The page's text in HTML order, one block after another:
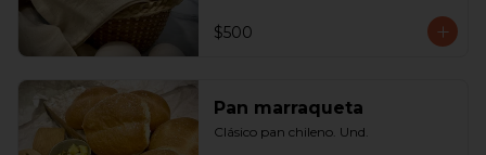
$500
Pan marraqueta
Clásico pan chileno. Und.